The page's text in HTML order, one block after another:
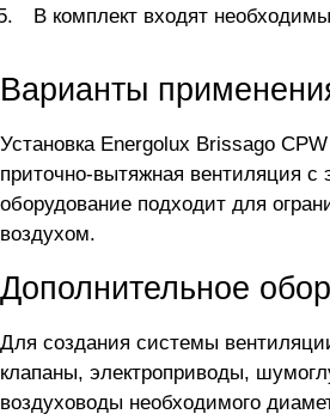
В комплект входят
Варианты
Установка Energolux Brissago
приточно-вытяжная вентиляция
оборудование подходит для
воздухом.
Дополнительное
Для создания системы
клапаны, электроприводы,
воздуховоды необходимого